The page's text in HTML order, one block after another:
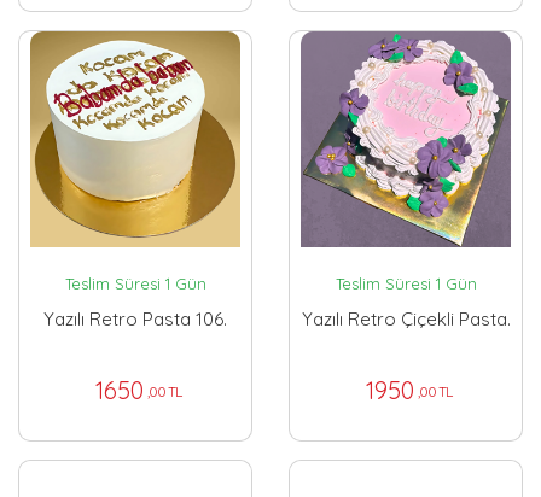
Teslim Süresi 1 Gün
Yazılı Retro Pasta 106.
1650 ,00 TL
Teslim Süresi 1 Gün
Yazılı Retro Çiçekli Pasta.
1950 ,00 TL